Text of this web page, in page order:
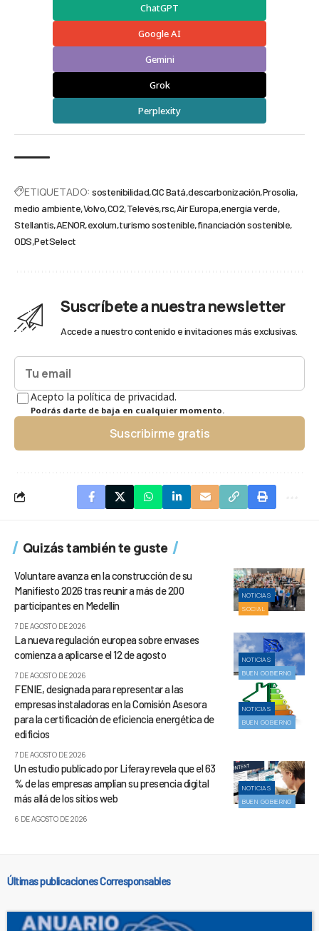
ChatGPT
Google AI
Gemini
Grok
Perplexity
ETIQUETADO: sostenibilidad CIC Batá descarbonización Prosolia
medio ambiente Volvo CO2 Televés rsc Air Europa energía verde
Stellantis AENOR exolum turismo sostenible financiación sostenible
ODS PetSelect
Suscríbete a nuestra newsletter
Accede a nuestro contenido e invitaciones más exclusivas.
Acepto la política de privacidad.
Podrás darte de baja en cualquier momento.
Suscribirme gratis
Quizás también te guste
NOTICIAS
SOCIAL
Voluntare avanza en la construcción de su
Manifiesto 2026 tras reunir a más de 200
participantes en Medellín
7 DE AGOSTO DE 2026
NOTICIAS
BUEN GOBIERNO
La nueva regulación europea sobre envases
comienza a aplicarse el 12 de agosto
7 DE AGOSTO DE 2026
NOTICIAS
BUEN GOBIERNO
FENIE, designada para representar a las
empresas instaladoras en la Comisión Asesora
para la certificación de eficiencia energética de
edificios
7 DE AGOSTO DE 2026
NOTICIAS
BUEN GOBIERNO
Un estudio publicado por Liferay revela que el 63
% de las empresas amplían su presencia digital
más allá de los sitios web
6 DE AGOSTO DE 2026
Últimas publicaciones Corresponsables